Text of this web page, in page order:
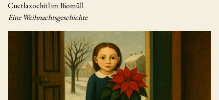
Cuetlaxochitl im Biomüll
Eine Weihnachtsgeschichte